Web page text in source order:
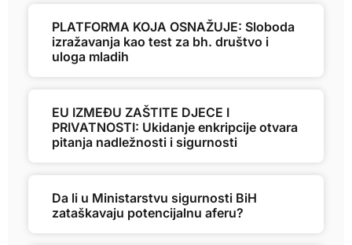
PLATFORMA KOJA OSNAŽUJE: Sloboda
izražavanja kao test za bh. društvo i
uloga mladih
EU IZMEĐU ZAŠTITE DJECE I
PRIVATNOSTI: Ukidanje enkripcije otvara
pitanja nadležnosti i sigurnosti
Da li u Ministarstvu sigurnosti BiH
zataškavaju potencijalnu aferu?